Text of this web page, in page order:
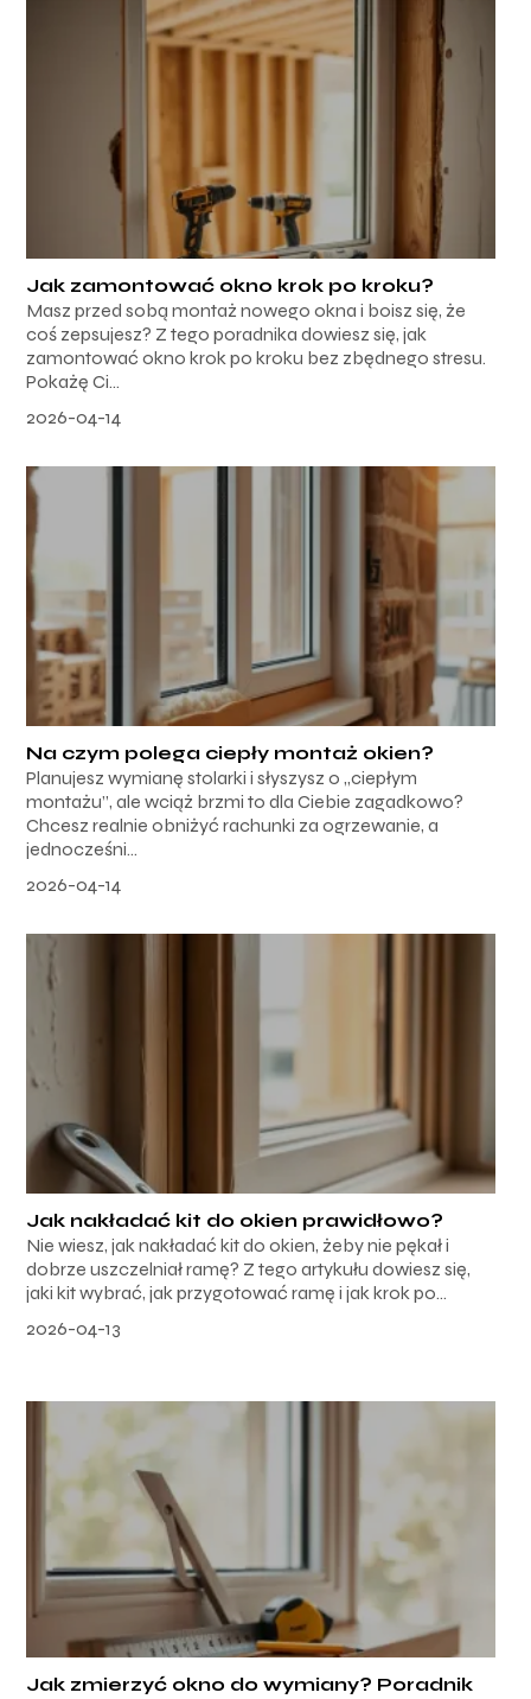
Jak zamontować okno krok po kroku?
Masz przed sobą montaż nowego okna i boisz się, że
coś zepsujesz? Z tego poradnika dowiesz się, jak
zamontować okno krok po kroku bez zbędnego stresu.
Pokażę Ci...
2026-04-14
Na czym polega ciepły montaż okien?
Planujesz wymianę stolarki i słyszysz o „ciepłym
montażu”, ale wciąż brzmi to dla Ciebie zagadkowo?
Chcesz realnie obniżyć rachunki za ogrzewanie, a
jednocześni...
2026-04-14
Jak nakładać kit do okien prawidłowo?
Nie wiesz, jak nakładać kit do okien, żeby nie pękał i
dobrze uszczelniał ramę? Z tego artykułu dowiesz się,
jaki kit wybrać, jak przygotować ramę i jak krok po...
2026-04-13
Jak zmierzyć okno do wymiany? Poradnik